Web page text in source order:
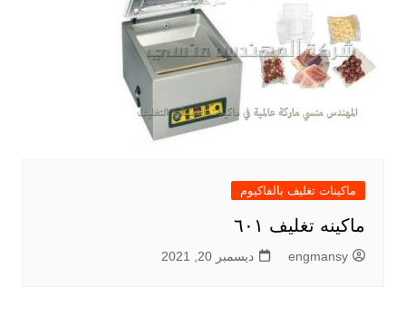
ماكينات تغليف بالفاكيوم
ماكينه تغليف ٦٠١
engmansy ديسمبر 20, 2021